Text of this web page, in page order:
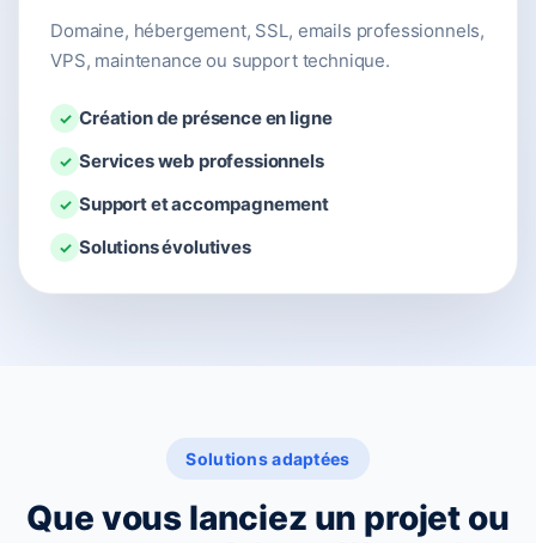
Domaine, hébergement, SSL, emails professionnels,
VPS, maintenance ou support technique.
✓ Création de présence en ligne
✓ Services web professionnels
✓ Support et accompagnement
✓ Solutions évolutives
Solutions adaptées
Que vous lanciez un projet ou